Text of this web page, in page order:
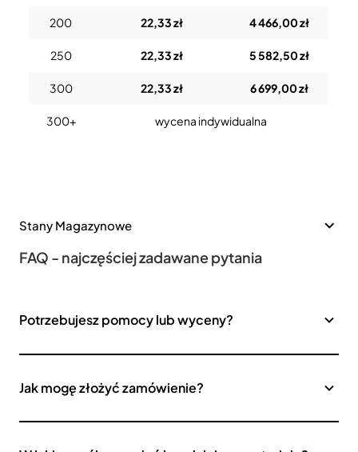
200 22,33 zł 4 466,00 zł
250 22,33 zł 5 582,50 zł
300 22,33 zł 6 699,00 zł
300+ wycena indywidualna
Stany Magazynowe
FAQ - najczęściej zadawane pytania
Potrzebujesz pomocy lub wyceny?
Jak mogę złożyć zamówienie?